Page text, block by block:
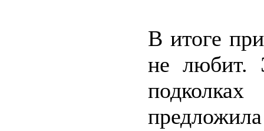
В итоге
не любит.